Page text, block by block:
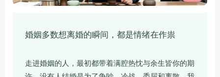
婚姻多数想离婚的瞬间，都是情绪在作祟
走进婚姻的人，最初都带着满腔热忱与余生皆你的期